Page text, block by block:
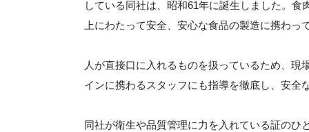
している同社は、昭和61年に誕生しました。
上にわたって安全、安心な食品の製造に携わっ
人が直接口に入れるものを扱っているため、
インに携わるスタッフにも指導を徹底し、安全
同社が衛生や品質管理に力を入れている証の